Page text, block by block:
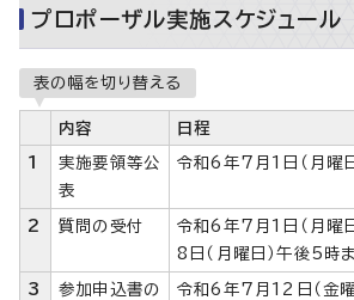
プロポーザル実施スケジュール
表の幅を切り替える
内容 日程
1
実施要領等公
表
令和6年7月1日（月曜日
2 質問の受付
令和6年7月1日（月曜
8日（月曜日）午後5時ま
3
参加申込書の
令和6年7月12日（金